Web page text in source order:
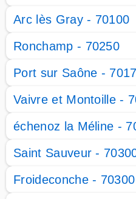
Arc lès Gray - 70100
Ronchamp - 70250
Port sur Saône -
Vaivre et Montoille -
échenoz la Méline -
Saint Sauveur -
Froideconche - 70300